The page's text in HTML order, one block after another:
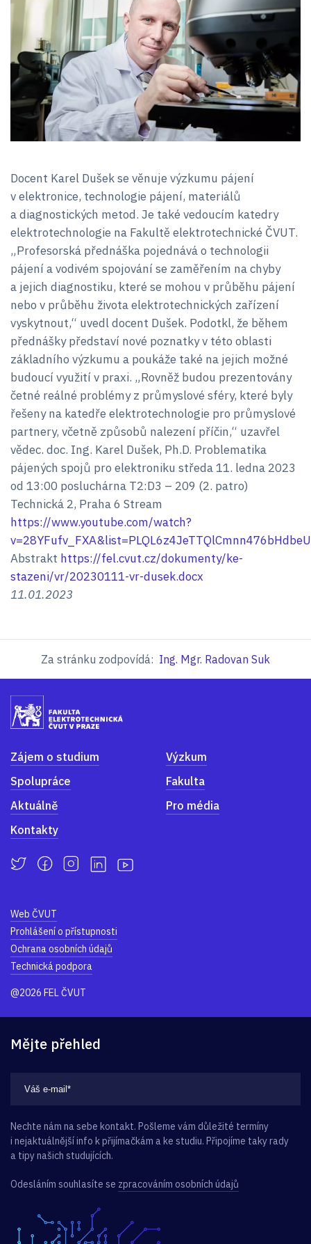
Docent Karel Dušek se věnuje výzkumu pájení
v elektronice, technologie pájení, materiálů
a diagnostických metod. Je také vedoucím katedry
elektrotechnologie na Fakultě elektrotechnické ČVUT.
„Profesorská přednáška pojednává o technologii
pájení a vodivém spojování se zaměřením na chyby
a jejich diagnostiku, které se mohou v průběhu pájení
nebo v průběhu života elektrotechnických zařízení
vyskytnout,“ uvedl docent Dušek. Podotkl, že během
přednášky představí nové poznatky v této oblasti
základního výzkumu a poukáže také na jejich možné
budoucí využití v praxi. „Rovněž budou prezentovány
četné reálné problémy z průmyslové sféry, které byly
řešeny na katedře elektrotechnologie pro průmyslové
partnery, včetně způsobů nalezení příčin,“ uzavřel
vědec. doc. Ing. Karel Dušek, Ph.D. Problematika
pájených spojů pro elektroniku středa 11. ledna 2023
od 13:00 posluchárna T2:D3 – 209 (2. patro)
Technická 2, Praha 6 Stream
https://www.youtube.com/watch?
Abstrakt https://fel.cvut.cz/dokumenty/ke-
stazeni/vr/20230111-vr-dusek.docx
11.01.2023
Za stránku zodpovídá: Ing. Mgr. Radovan Suk
Zájem o studium
Výzkum
Spolupráce
Fakulta
Aktuálně
Pro média
Kontakty
Web ČVUT
Prohlášení o přístupnosti
Ochrana osobních údajů
Technická podpora
@2026 FEL ČVUT
Mějte přehled
Nechte nám na sebe kontakt. Pošleme vám důležité termíny
i nejaktuálnější info k přijímačkám a ke studiu. Připojíme taky rady
a tipy našich studujících.
Odesláním souhlasíte se zpracováním osobních údajů